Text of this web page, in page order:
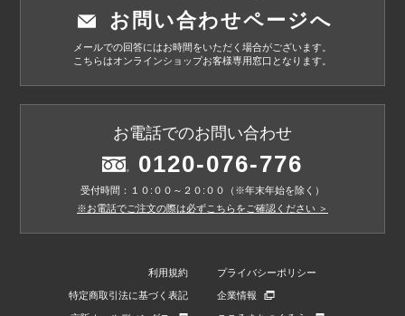
お問い合わせページへ
メールでの回答にはお時間をいただく場合がございます。
こちらはオンラインショップお客様専用窓口となります。
お電話でのお問い合わせ
0120-076-776
受付時間：１０:００～２０:００（※年末年始を除く）
※お電話でご注文の際は必ずこちらをご確認ください ＞
利用規約 プライバシーポリシー
特定商取引法に基づく表記 企業情報